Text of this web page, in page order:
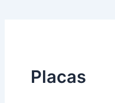
Placas